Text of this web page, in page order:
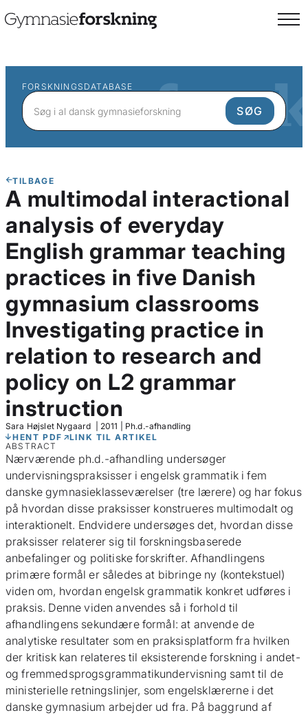
FORSKNINGSDATABASE
TILBAGE
A multimodal interactional
analysis of everyday
English grammar teaching
practices in five Danish
gymnasium classrooms
Investigating practice in
relation to research and
policy on L2 grammar
instruction
Sara Højslet Nygaard 2011
Ph.d.-afhandling
HENT PDF
LINK TIL ARTIKEL
ABSTRACT
Nærværende ph.d.-afhandling undersøger
undervisningspraksisser i engelsk grammatik i fem
danske gymnasieklasseværelser (tre lærere) og har fokus
på hvordan disse praksisser konstrueres multimodalt og
interaktionelt. Endvidere undersøges det, hvordan disse
praksisser relaterer sig til forskningsbaserede
anbefalinger og politiske forskrifter. Afhandlingens
primære formål er således at bibringe ny (kontekstuel)
viden om, hvordan engelsk grammatik konkret udføres i
praksis. Denne viden anvendes så i forhold til
afhandlingens sekundære formål: at anvende de
analytiske resultater som en praksisplatform fra hvilken
der kritisk kan relateres til eksisterende forskning i andet-
og fremmedsprogsgrammatikundervisning samt til de
ministerielle retningslinjer, som engelsklærerne i det
danske gymnasium arbejder ud fra. På baggrund af